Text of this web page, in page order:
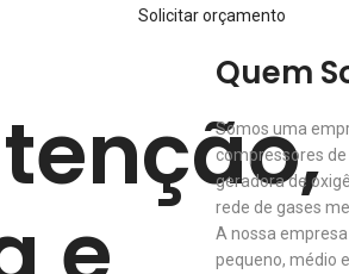
Solicitar orçamento
Quem
Somos uma
compressores
geradora de
rede de gases
A nossa
pequeno, médio